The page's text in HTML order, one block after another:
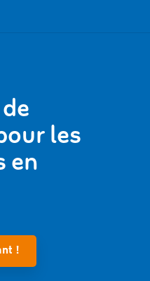
les
en
!